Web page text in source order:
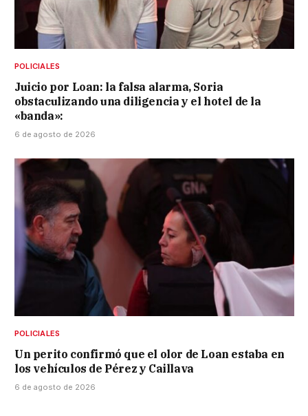
POLICIALES
Juicio por Loan: la falsa alarma, Soria
obstaculizando una diligencia y el hotel de la
«banda»:
6 de agosto de 2026
POLICIALES
Un perito confirmó que el olor de Loan estaba en
los vehículos de Pérez y Caillava
6 de agosto de 2026